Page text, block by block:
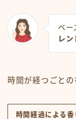
ベー
レ
時間が経つごと
時間経過による香